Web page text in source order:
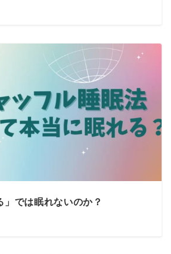
」では眠れないのか？